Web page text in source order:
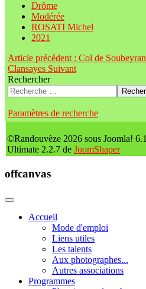
Drôme
Modérée
ROSATI Michel
2021
Article précédent : Col de
Clansayes Suivant
Rechercher
Paramètres de recherche
©Randouvèze 2026 sous Joomla!
Ultimate 2.2.7 de JoomShaper
offcanvas
Accueil
Mode d'emploi
Liens utiles
Les talents
Aux photographes...
Autres associations
Programmes